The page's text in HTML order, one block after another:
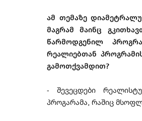
ამ თემაზე
მაგრამ მაინც
წარმოდგენილ
რეალიებთან
გამოთქვამდით?
- შევეცდები
პროგარამა, რაშიც